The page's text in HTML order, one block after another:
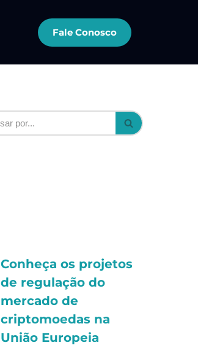
Fale Conosco
Conheça os projetos
de regulação do
mercado de
criptomoedas na
União Europeia